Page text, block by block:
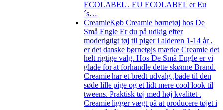
ECOLABEL . EU ECOLABEL er Eu
´s…
CreamieKøb Creamie børnetøj hos De
Små Engle Er du på udkig efter
moderigtigt tøj til piger i alderen 1-14 år ,
er det danske børnetøjs mærke Creamie det
helt rigtige valg. Hos De Små Engle er vi
glade for at forhandle dette skønne Brand.
Creamie har et bredt udvalg ,både til den
søde lille pige og et lidt mere cool look til
tweens. Praktisk tøj med høj kvalitet .
Creamie ligger vægt på at producere tøjet i